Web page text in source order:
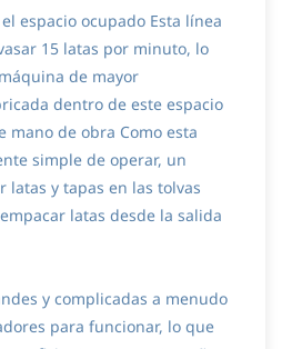
espacio ocupado Esta línea
15 latas por minuto, lo
de mayor
dentro de este espacio
mano de obra Como esta
simple de operar, un
latas y tapas en las tolvas
latas desde la salida
y complicadas a menudo
para funcionar, lo que